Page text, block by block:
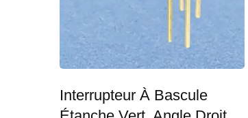
Interrupteur À Bascule